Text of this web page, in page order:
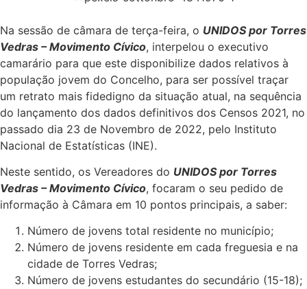
Na sessão de câmara de terça-feira, o UNIDOS por Torres
Vedras – Movimento Cívico, interpelou o executivo
camarário para que este disponibilize dados relativos à
população jovem do Concelho, para ser possível traçar
um retrato mais fidedigno da situação atual, na sequência
do lançamento dos dados definitivos dos Censos 2021, no
passado dia 23 de Novembro de 2022, pelo Instituto
Nacional de Estatísticas (INE).
Neste sentido, os Vereadores do UNIDOS por Torres
Vedras – Movimento Cívico, focaram o seu pedido de
informação à Câmara em 10 pontos principais, a saber:
Número de jovens total residente no município;
Número de jovens residente em cada freguesia e na
cidade de Torres Vedras;
Número de jovens estudantes do secundário (15-18);